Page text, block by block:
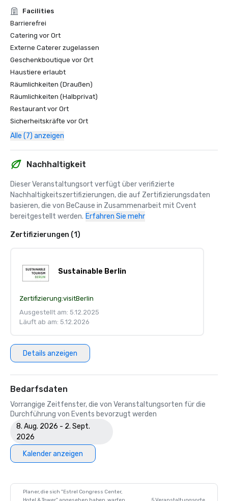
Facilities
Barrierefrei
Catering vor Ort
Externe Caterer zugelassen
Geschenkboutique vor Ort
Haustiere erlaubt
Räumlichkeiten (Draußen)
Räumlichkeiten (Halbprivat)
Restaurant vor Ort
Sicherheitskräfte vor Ort
Alle (7) anzeigen
Nachhaltigkeit
Dieser Veranstaltungsort verfügt über verifizierte
Nachhaltigkeitszertifizierungen, die auf Zertifizierungsdaten
basieren, die von BeCause in Zusammenarbeit mit Cvent
bereitgestellt werden. Erfahren Sie mehr
Zertifizierungen (1)
Sustainable Berlin
Zertifizierung:visitBerlin
Ausgestellt am: 5.12.2025
Läuft ab am: 5.12.2026
Details anzeigen
Bedarfsdaten
Vorrangige Zeitfenster, die von Veranstaltungsorten für die
Durchführung von Events bevorzugt werden
8. Aug. 2026 - 2. Sept.
2026
Kalender anzeigen
Planer, die sich "Estrel Congress Center,